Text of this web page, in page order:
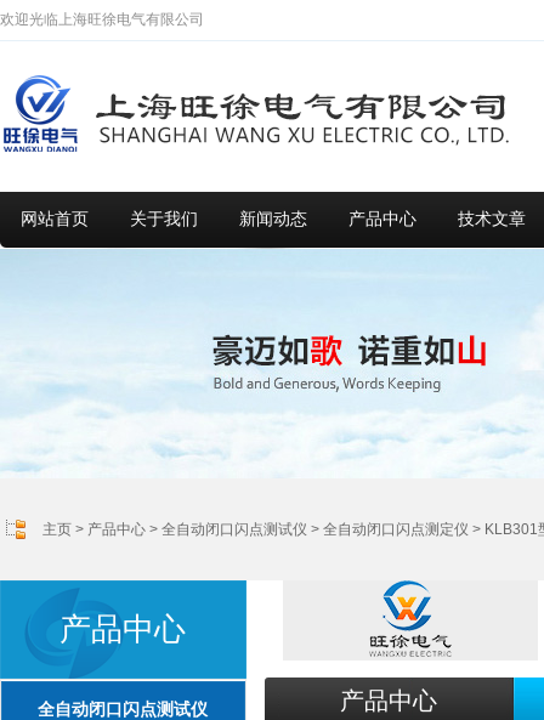
欢迎光临上海旺徐电气有限公司
网站首页 关于我们 新闻动态 产品中心 技术文章
主页 > 产品中心 > 全自动闭口闪点测试仪 > 全自动闭口闪点测定仪 > KLB301
产品中心
全自动闭口闪点测试仪 产品中心